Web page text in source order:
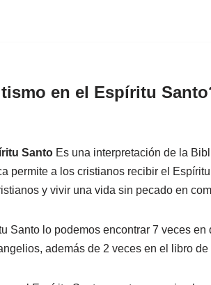
en el Espíritu
SantoEs una interpretación de la
permite a los cristianos recibir el
y vivir una vida sin pecado en
Santo lo podemos encontrar 7 veces
además de 2 veces en el libro